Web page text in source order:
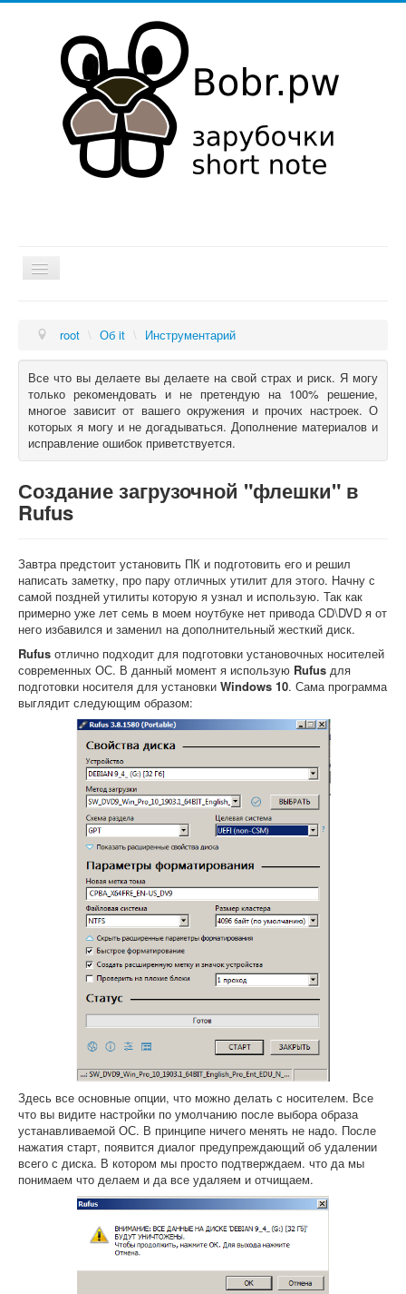
Мысли в слух
Об it
Увлечения
О книгах
root \ Об it \ Инструментарий
Все что вы делаете вы делаете на свой страх и риск. Я могу
только рекомендовать и не претендую на 100% решение,
многое зависит от вашего окружения и прочих настроек. О
которых я могу и не догадываться. Дополнение материалов и
исправление ошибок приветствуется.
Создание загрузочной "флешки" в
Rufus
Завтра предстоит установить ПК и подготовить его и решил
написать заметку, про пару отличных утилит для этого. Начну с
самой поздней утилиты которую я узнал и использую. Так как
примерно уже лет семь в моем ноутбуке нет привода CD\DVD я от
него избавился и заменил на дополнительный жесткий диск.
Rufus отлично подходит для подготовки установочных носителей
современных ОС. В данный момент я использую Rufus для
подготовки носителя для установки Windows 10. Сама программа
выглядит следующим образом:
Здесь все основные опции, что можно делать с носителем. Все
что вы видите настройки по умолчанию после выбора образа
устанавливаемой ОС. В принципе ничего менять не надо. После
нажатия старт, появится диалог предупреждающий об удалении
всего с диска. В котором мы просто подтверждаем. что да мы
понимаем что делаем и да все удаляем и отчищаем.